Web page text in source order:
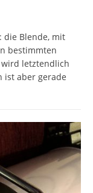
die Blende, mit
bestimmten
letztendlich
ist aber gerade